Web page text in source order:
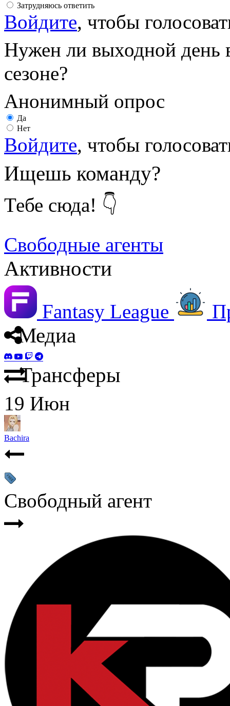
Затрудняюсь ответить
Войдите, чтобы
Нужен ли выходной день
сезоне?
Анонимный опрос
Да
Нет
Войдите, чтобы
Ищешь команду?
Тебе сюда! 👇
Свободные агенты
Активности
Fantasy League
Медиа
Трансферы
19 Июн
Bachira
Свободный агент